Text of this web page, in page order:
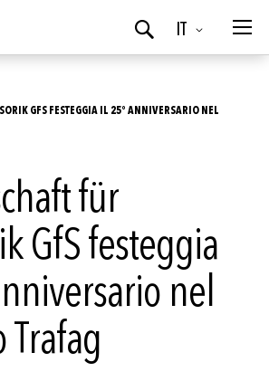
Lingua
IT
Ricerca
GFS FESTEGGIA IL 25° ANNIVERSARIO NEL
für
GfS festeggia
nel